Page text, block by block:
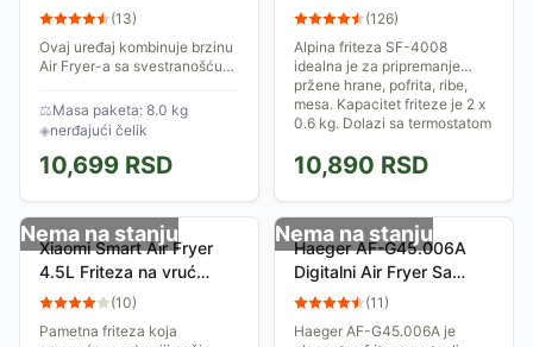
HY2534 (13)
Ovaj uređaj kombinuje brzinu
Air Fryer-a sa svestranošću
vam da pečete, tostirate,
pržite i dehidrirate hranu uz
minimalnu...
⚖Masa paketa: 8.0 kg
◈nerđajući čelik
10,699 RSD
(126)
Alpina friteza SF-4008
idealna je za pripremanje
pržene hrane, pofrita, ribe,
mesa. Kapacitet friteze je 2 x
0.6 kg. Dolazi sa termostatom
10,890 RSD
Nema na stanju
Xiaomi Smart Air Fryer
4.5L Friteza na vruć
vazduh EU BHR8234EU
(10)
Pametna friteza koja
Nema na stanju
Haeger AF-G45.006A
Digitalni Air Fryer Sa
Staklenom Posudom
(11)
Haeger AF-G45.006A je